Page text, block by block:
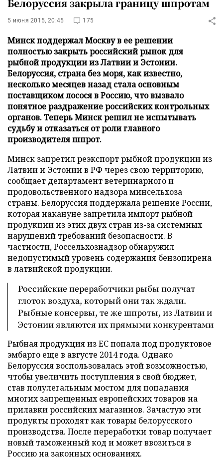
Белоруссия закрыла границу шпротам
5 июня 2015, 20:45 175
Минск поддержал Москву в ее решении
полностью закрыть российский рынок для
рыбной продукции из Латвии и Эстонии.
Белоруссия, страна без моря, как известно,
несколько месяцев назад стала основным
поставщиком лосося в Россию, что вызвало
понятное раздражение российских контрольных
органов. Теперь Минск решил не испытывать
судьбу и отказаться от роли главного
производителя шпрот.
Минск запретил реэкспорт рыбной продукции из
Латвии и Эстонии в РФ через свою территорию,
сообщает департамент ветеринарного и
продовольственного надзора минсельхоза
страны. Белоруссия поддержала решение России,
которая накануне запретила импорт рыбной
продукции из этих двух стран из-за системных
нарушений требований безопасности. В
частности, Россельхознадзор обнаружил
недопустимый уровень содержания бензопирена
в латвийской продукции.
Российские переработчики рыбы получат
глоток воздуха, который они так ждали.
Рыбные консервы, те же шпроты, из Латвии и
Эстонии являются их прямыми конкурентами
Рыбная продукция из ЕС попала под продуктовое
эмбарго еще в августе 2014 года. Однако
Белоруссия воспользовалась этой возможностью,
чтобы увеличить поступления в свой бюджет,
став полулегальным мостом для попадания
многих запрещенных европейских товаров на
прилавки российских магазинов. Зачастую эти
продукты проходят как товары белорусского
производства. После переработки товар получает
новый таможенный код и может ввозиться в
Россию на законных основаниях.